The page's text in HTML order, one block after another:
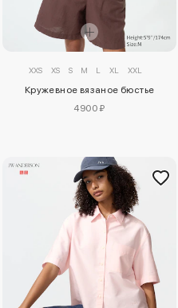
XXS XS S M L XL XXL
Кружевное вязаное бюстье
4900 ₽